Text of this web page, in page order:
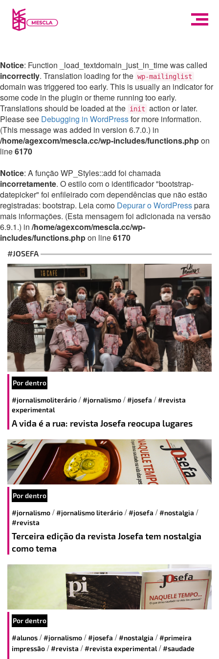
Notice: Function _load_textdomain_just_in_time was called
incorrectly. Translation loading for the wp-mailinglist
domain was triggered too early. This is usually an indicator for
some code in the plugin or theme running too early.
Translations should be loaded at the init action or later.
Please see Debugging in WordPressfor more information.
(This message was added in version 6.7.0.) in
/home/agexcom/mescla.cc/wp-includes/functions.phpon
line6170
Notice: A função WP_Styles::add foi chamada
incorretamente. O estilo com o identificador "bootstrap-
datepicker" foi enfileirado com dependências que não estão
registradas: bootstrap. Leia como Depurar o WordPresspara
mais informações. (Esta mensagem foi adicionada na versão
6.9.1.) in /home/agexcom/mescla.cc/wp-
includes/functions.phpon line6170
#JOSEFA
Por dentro
#jornalismoliterário /#jornalismo /#josefa /#revista
experimental
A vida é a rua: revista Josefa reocupa lugares
Por dentro
#jornalismo /#jornalismo literário /#josefa /#nostalgia /
#revista
Terceira edição da revista Josefa tem nostalgia
como tema
Por dentro
#alunos /#jornalismo /#josefa /#nostalgia /#primeira
impressão /#revista /#revista experimental /#saudade